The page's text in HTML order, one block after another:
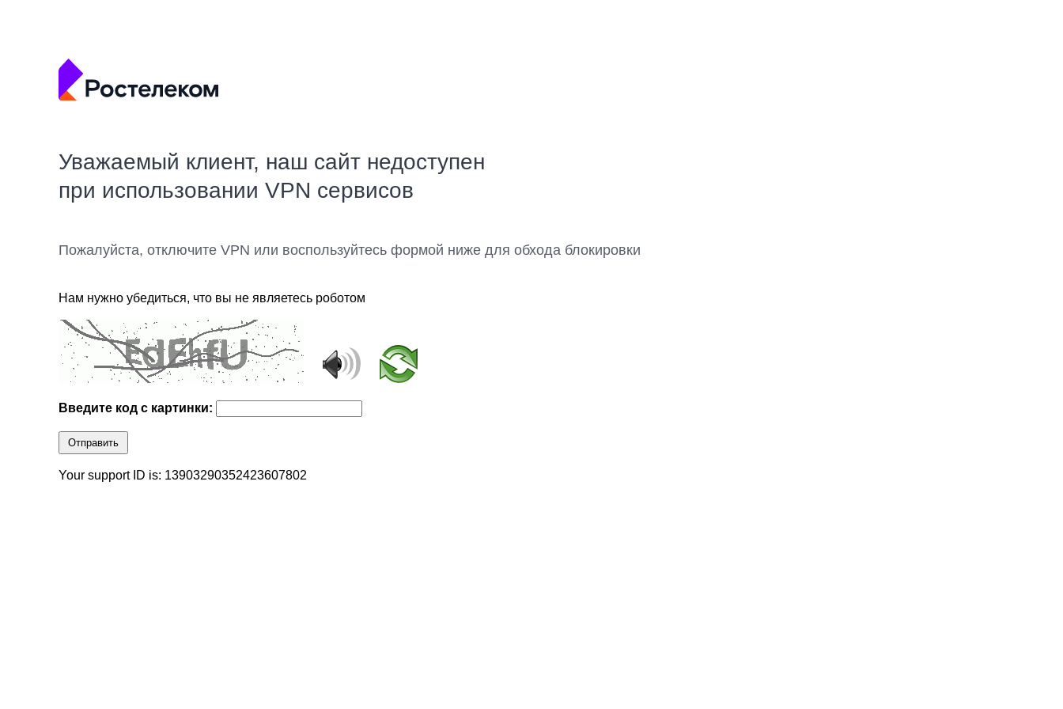
Уважаемый клиент, наш сайт недоступен
при использовании VPN сервисов
Пожалуйста, отключите VPN или воспользуйтесь формой ниже для обхода блокировки
Нам нужно убедиться, что вы не являетесь роботом
Введите код с картинки:
Отправить
Your support ID is: 13903290352423607802